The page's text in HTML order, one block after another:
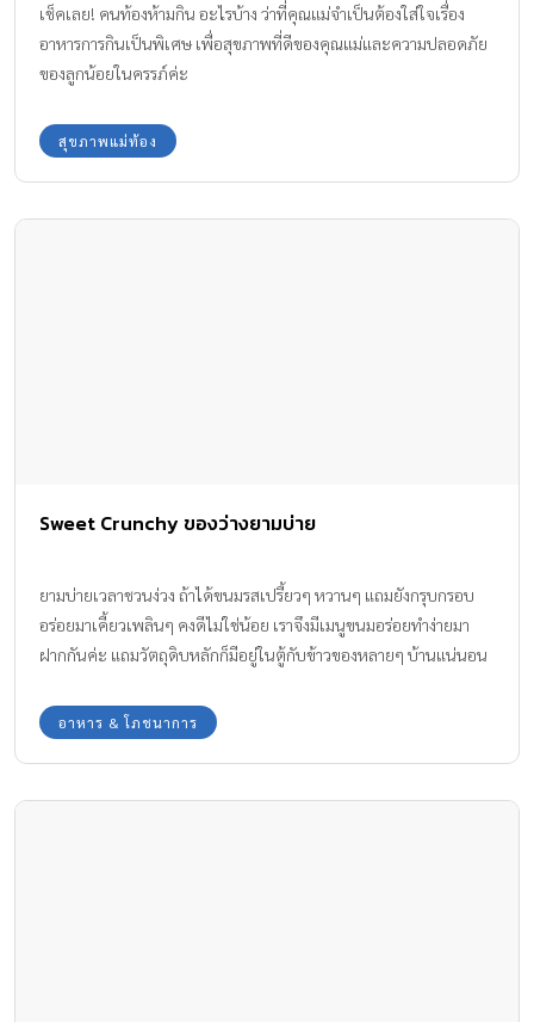
เช็คเลย! คนท้องห้ามกิน อะไรบ้าง ว่าที่คุณแม่จำเป็นต้องใส่ใจเรื่อง
อาหารการกินเป็นพิเศษ เพื่อสุขภาพที่ดีของคุณแม่และความปลอดภัย
ของลูกน้อยในครรภ์ค่ะ
สุขภาพแม่ท้อง
Sweet Crunchy ของว่างยามบ่าย
ยามบ่ายเวลาชวนง่วง ถ้าได้ขนมรสเปรี้ยวๆ หวานๆ แถมยังกรุบกรอบ
อร่อยมาเคี้ยวเพลินๆ คงดีไม่ใช่น้อย เราจึงมีเมนูขนมอร่อยทำง่ายมา
ฝากกันค่ะ แถมวัตถุดิบหลักก็มีอยู่ในตู้กับข้าวของหลายๆ บ้านแน่นอน
อาหาร & โภชนาการ